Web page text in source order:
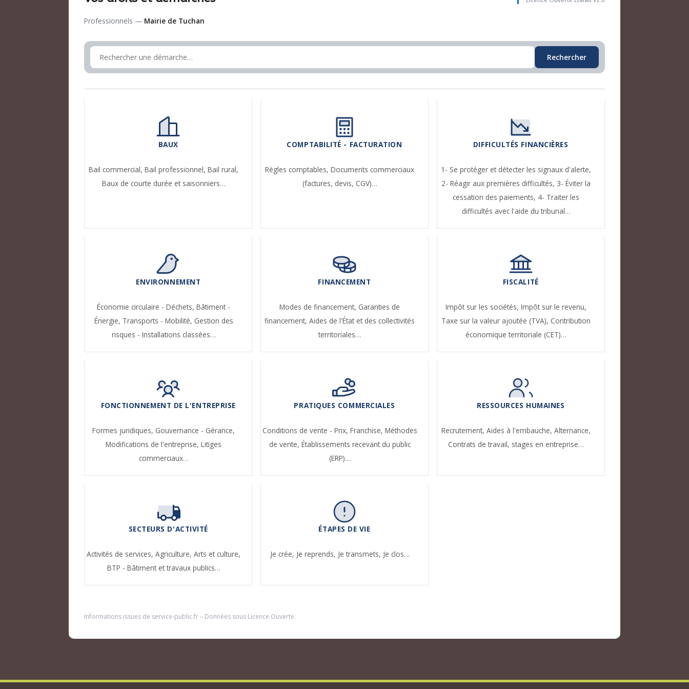
Professionnels — Mairie de Tuchan
Rechercher
BAUX
Bail commercial,Bail professionnel,Bail rural,
Baux de courte durée et saisonniers…
COMPTABILITÉ - FACTURATION
Règles comptables,Documents commerciaux
(factures, devis, CGV)…
DIFFICULTÉS FINANCIÈRES
1- Se protéger et détecter les signaux d'alerte,
2- Réagir aux premières difficultés, 3- Éviter la
cessation des paiements, 4- Traiter les
difficultés avec l'aide du tribunal…
ENVIRONNEMENT
Économie circulaire - Déchets,Bâtiment -
Énergie, Transports - Mobilité, Gestion des
risques - Installations classées…
FINANCEMENT
Modes de financement, Garanties de
financement,Aides de l'État et des collectivités
territoriales…
FISCALITÉ
Impôt sur les sociétés,Impôt sur le revenu,
Taxe sur la valeur ajoutée (TVA), Contribution
économique territoriale (CET)…
FONCTIONNEMENT DE L'ENTREPRISE
Formes juridiques, Gouvernance - Gérance,
Modifications de l'entreprise,Litiges
commerciaux…
PRATIQUES COMMERCIALES
Conditions de vente - Prix, Franchise, Méthodes
de vente, Établissements recevant du public
(ERP)…
RESSOURCES HUMAINES
Recrutement,Aides à l'embauche,Alternance,
Contrats de travail, stages en entreprise…
SECTEURS D'ACTIVITÉ
Activités de services,Agriculture,Arts et culture,
BTP - Bâtiment et travaux publics…
ÉTAPES DE VIE
Je crée, Je reprends, Je transmets, Je clos…
Informations issues de service-public.fr– Données sous Licence Ouverte.